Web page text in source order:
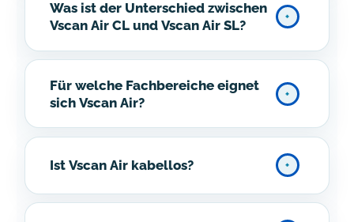
Was ist der Unterschied zwischen
Vscan Air CL und Vscan Air SL?
Für welche Fachbereiche eignet
sich Vscan Air?
Ist Vscan Air kabellos?